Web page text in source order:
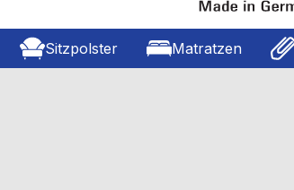
Sitzpolster Matratzen